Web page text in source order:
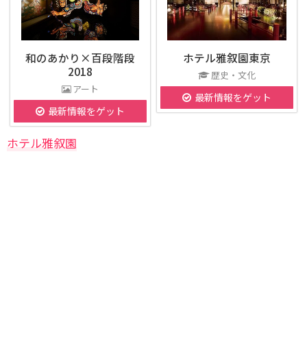
和のあかり×百段階段
2018
アート
最新情報をゲット
ホテル雅叙園東京
歴史・文化
最新情報をゲット
ホテル雅叙園